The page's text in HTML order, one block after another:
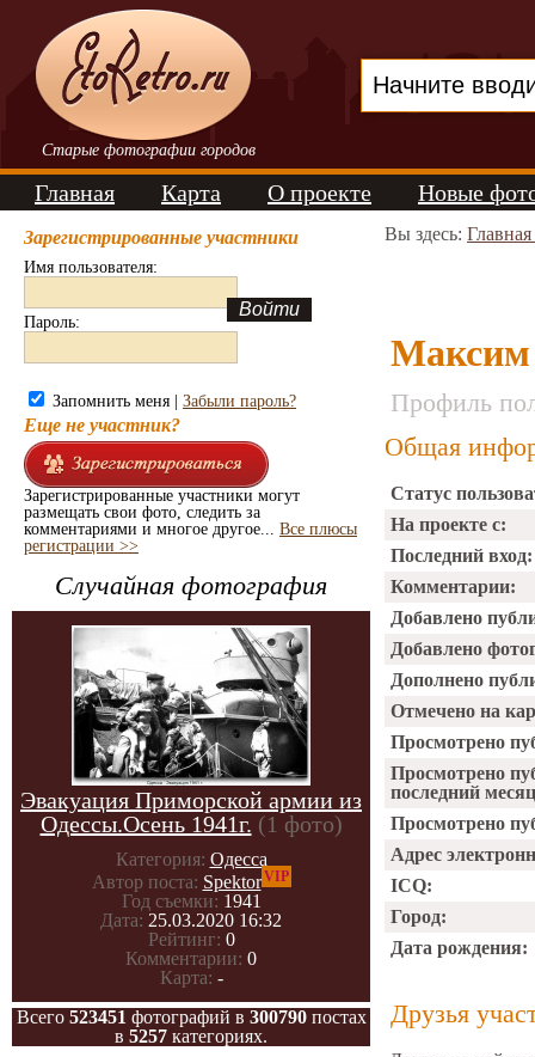
Старые фотографии городов
Главная Карта О проекте Новые
Зарегистрированные участники
Имя пользователя:
Пароль:
Запомнить меня | Забыли пароль?
Еще не участник?
Зарегистрированные участники могут
размещать свои фото, следить за
комментариями и многое другое... Все плюсы
регистрации >>
Случайная фотография
Эвакуация Приморской армии из
Одессы.Осень 1941г. (1 фото)
Категория: Одесса
Автор поста: SpektorVIP
Год съемки: 1941
Дата: 25.03.2020 16:32
Рейтинг: 0
Комментарии: 0
Карта: -
Всего 523451 фотографий в 300790постах
в 5257 категориях.
Вы здесь:
Максим
Профиль
Общая
Статус
На проекте с:
Последний вход:
Комментарии:
Добавлено
Добавлено
Дополнено
Отмечено на
Просмотрено
Просмотрено
последний
Просмотрено
Адрес
ICQ:
Город:
Дата рождения:
Друзья